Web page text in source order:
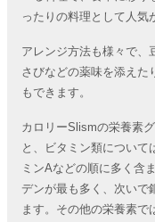
ったりの料理として人気
アレンジ方法も様々で、
さびなどの薬味を添えた
もできます。
カロリーSlismの栄養素
と、ビタミン類について
ミンAなどの順に多く含
デンが最も多く、次いで
ます。その他の栄養素で